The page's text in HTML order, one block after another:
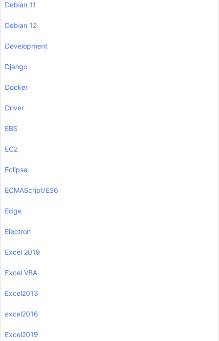
Debian 11
Debian 12
Development
Django
Docker
Driver
EBS
EC2
Eclipse
ECMAScript/ES6
Edge
Electron
Excel 2019
Excel VBA
Excel2013
excel2016
Excel2019